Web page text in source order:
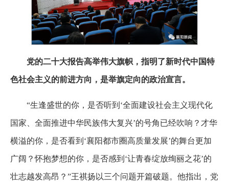
党的二十大报告高举伟大旗帜，指明了新时代中国特
色社会主义的前进方向，是举旗定向的政治宣言。
“生逢盛世的你，是否听到‘全面建设社会主义现代化
国家、全面推进中华民族伟大复兴’的号角已经吹响？才华
横溢的你，是否看到‘襄阳都市圈高质量发展’的舞台更加
广阔？怀抱梦想的你，是否感到‘让青春绽放绚丽之花’的
壮志越发高昂？”王祺扬以三个问题开篇破题。他指出，党